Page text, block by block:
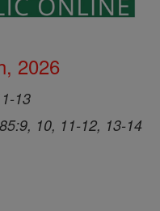
2026
13
10, 11-12, 13-14